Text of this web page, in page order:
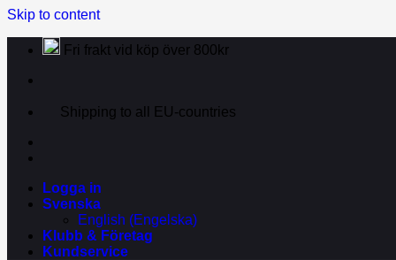
Skip to content
Fri frakt vid köp över 800kr
Shipping to all EU-countries
Logga in
Svenska
English (Engelska)
Klubb & Företag
Kundservice